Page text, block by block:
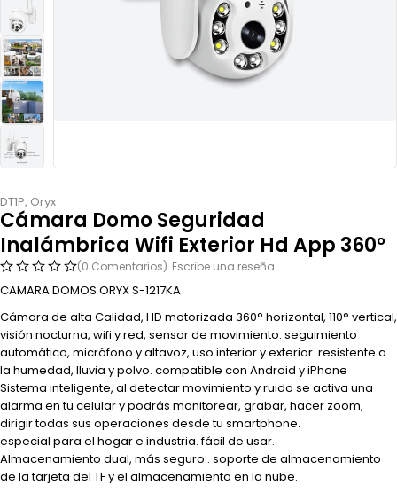
DT1P, Oryx
Cámara Domo Seguridad
Inalámbrica Wifi Exterior Hd App 360°
(0 Comentarios) Escribe una reseña
CAMARA DOMOS ORYX S-1217KA
Cámara de alta Calidad, HD motorizada 360° horizontal, 110° vertical,
visión nocturna, wifi y red, sensor de movimiento. seguimiento
automático, micrófono y altavoz, uso interior y exterior. resistente a
la humedad, lluvia y polvo. compatible con Android y iPhone
Sistema inteligente, al detectar movimiento y ruido se activa una
alarma en tu celular y podrás monitorear, grabar, hacer zoom,
dirigir todas sus operaciones desde tu smartphone.
especial para el hogar e industria. fácil de usar.
Almacenamiento dual, más seguro:. soporte de almacenamiento
de la tarjeta del TF y el almacenamiento en la nube.